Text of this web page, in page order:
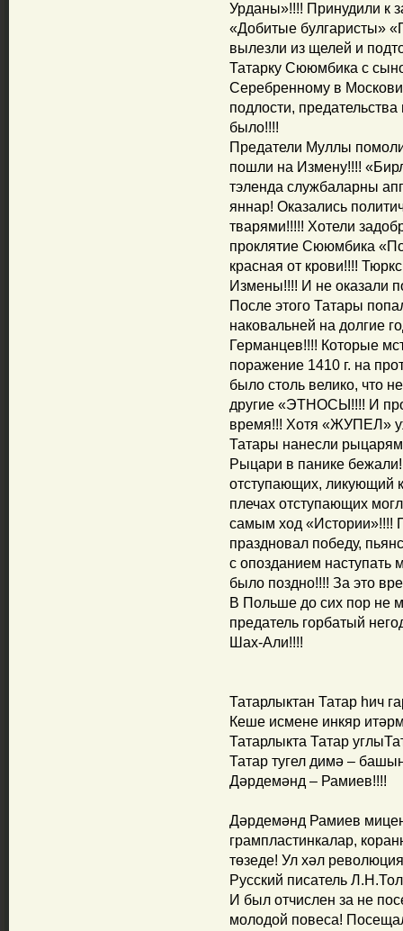
Урданы»!!!! Принудили к
«Добитые булгаристы»
вылезли из щелей и
Татарку Сююмбика с
Серебренному в
подлости,
было!!!!
Предатели Муллы
пошли на Измену!!!!
тэленда службаларны
яннар! Оказались
тварями!!!!! Хотели
проклятие Сююмбика
красная от крови!!!!
Измены!!!! И не оказали
После этого Татары
наковальней на долгие
Германцев!!!! Которые
поражение 1410 г. на
было столь велико, что
другие «ЭТНОСЫ!!!! И
время!!! Хотя «ЖУПЕЛ»
Татары нанесли
Рыцари в панике
отступающих, ликующий
плечах отступающих
самым ход «Истории»!!!!
праздновал победу,
с опозданием наступать
было поздно!!!! За это
В Польше до сих пор не
предатель горбатый
Шах-Али!!!!
Татарлыктан Татар һич
Кеше исмене инкяр
Татарлыкта Татар
Татар тугел димә –
Дәрдемәнд – Рамиев!!!!
Дәрдемәнд Рамиев
грампластинкалар,
төзеде! Ул хәл
Русский писатель
И был отчислен за не
молодой повеса!